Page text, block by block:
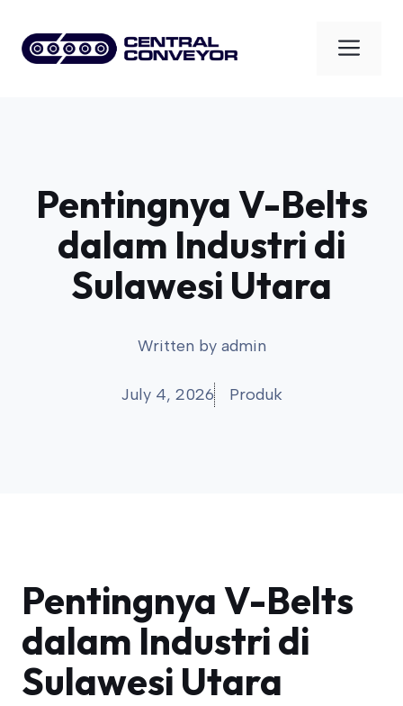
content
Pentingnya V-Belts
dalam Industri di
Sulawesi Utara
Written by admin
July 4, 2026 Produk
Pentingnya V-Belts
dalam Industri di
Sulawesi Utara